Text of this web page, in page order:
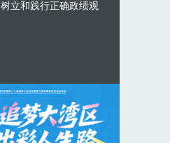
树立和践行正确政绩观